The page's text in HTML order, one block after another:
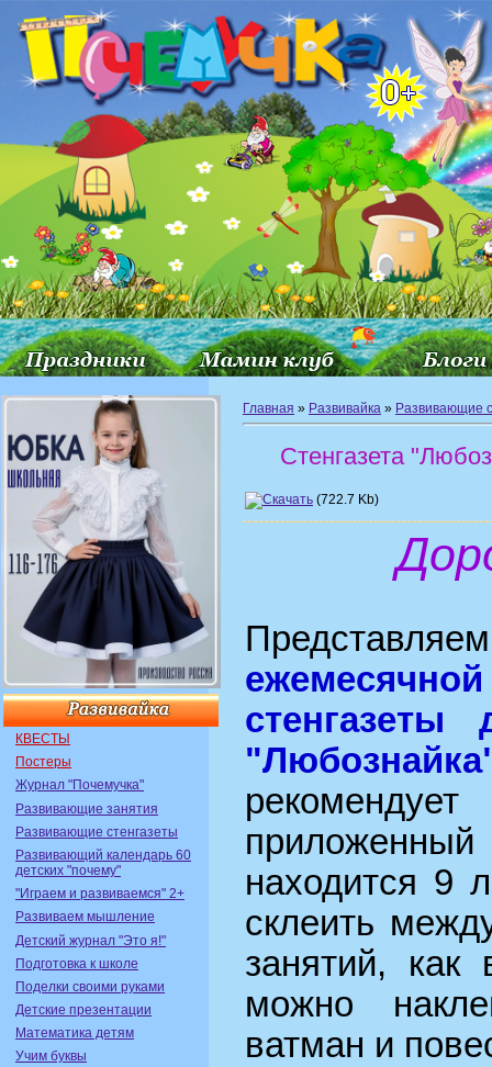
КВЕСТЫ
Постеры
Журнал "Почемучка"
Развивающие занятия
Развивающие стенгазеты
Развивающий календарь 60
детских "почему"
"Играем и развиваемся" 2+
Развиваем мышление
Детский журнал "Это я!"
Подготовка к школе
Поделки своими руками
Детские презентации
Математика детям
Учим буквы
Главная » Развивайка » Развивающие
Стенгазета
(722.7 Kb)
находится 9
склеить
занятий,
можно
ватман и